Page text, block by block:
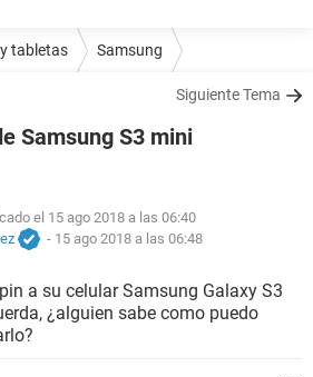
tabletas Samsung
Siguiente Tema
Samsung S3 mini
el 15 ago 2018 a las 06:40
- 15 ago 2018 a las 06:48
a su celular Samsung Galaxy S3
¿alguien sabe como puedo